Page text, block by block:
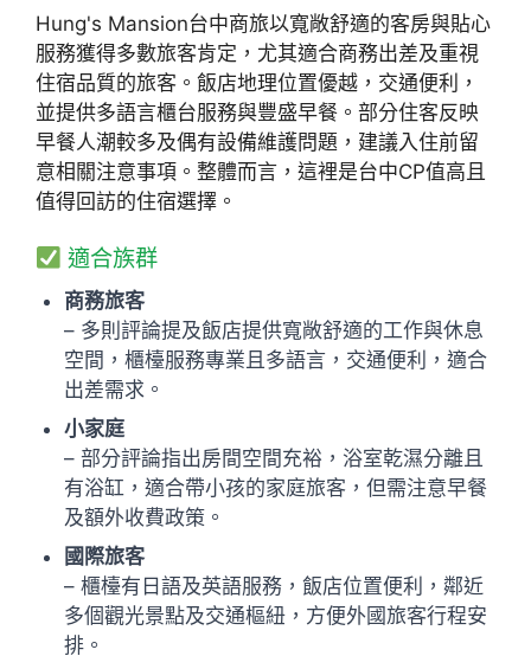
Hung's Mansion台中商旅以寬敞舒適的客房與貼心
服務獲得多數旅客肯定，尤其適合商務出差及重視
住宿品質的旅客。飯店地理位置優越，交通便利，
並提供多語言櫃台服務與豐盛早餐。部分住客反映
早餐人潮較多及偶有設備維護問題，建議入住前留
意相關注意事項。整體而言，這裡是台中CP值高且
值得回訪的住宿選擇。
適合族群
商務旅客
– 多則評論提及飯店提供寬敞舒適的工作與休息
空間，櫃檯服務專業且多語言，交通便利，適合
出差需求。
小家庭
– 部分評論指出房間空間充裕，浴室乾濕分離且
有浴缸，適合帶小孩的家庭旅客，但需注意早餐
及額外收費政策。
國際旅客
– 櫃檯有日語及英語服務，飯店位置便利，鄰近
多個觀光景點及交通樞紐，方便外國旅客行程安
排。